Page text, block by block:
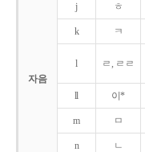
자음
j ㅎ
k ㅋ
l ㄹ, ㄹㄹ
ll 이*
m ㅁ
n ㄴ